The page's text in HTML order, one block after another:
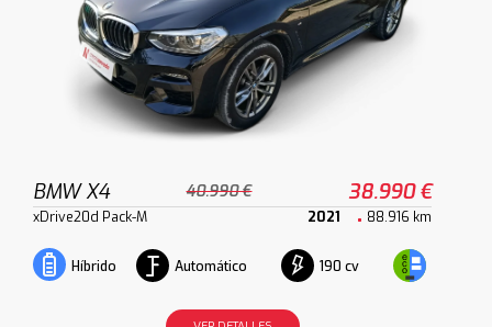
BMW X4 40.990 € 38.990 €
xDrive20d Pack-M 2021 88.916 km
Híbrido Automático 190 cv